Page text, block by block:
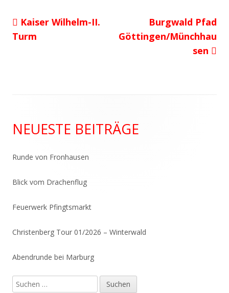
Beitragsnavigation
Vorheriger
Beitrag:
Kaiser Wilhelm-II.
Turm
Nächster
Beitrag
Burgwald Pfad
Göttingen/Münchhau
sen
Seitenleiste
NEUESTE BEITRÄGE
Runde von Fronhausen
Blick vom Drachenflug
Feuerwerk Pfingtsmarkt
Christenberg Tour 01/2026 – Winterwald
Abendrunde bei Marburg
Suchen